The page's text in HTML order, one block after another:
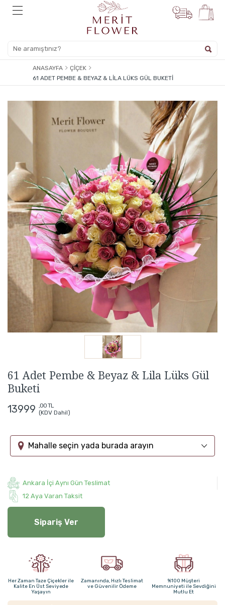
ANASAYFA
ÇIÇEK
61 ADET PEMBE & BEYAZ & LILA LÜKS GÜL BUKETI
61 Adet Pembe & Beyaz & Lila Lüks Gül
Buketi
13999 ,00 TL
(KDV Dahil)
Mahalle seçin yada burada arayın
Ankara İçi Aynı Gün Teslimat
12 Aya Varan Taksit
Sipariş Ver
Her Zaman Taze Çiçekler ile
Kalite En Üst Seviyede
Yaşayın
Zamanında, Hızlı Teslimat
ve Güvenilir Ödeme
%100 Müşteri
Memnuniyeti ile Sevdiğini
Mutlu Et